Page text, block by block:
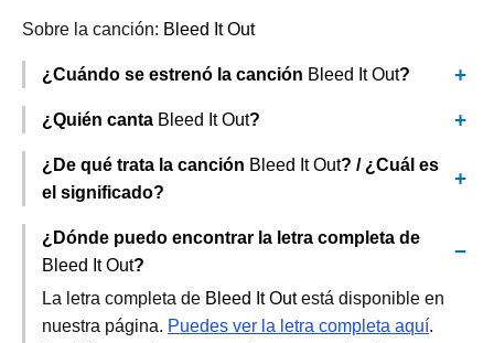
Sobre la canción: Bleed It Out
¿Cuándo se estrenó la canción Bleed It Out?
¿Quién canta Bleed It Out?
¿De qué trata la canción Bleed It Out? / ¿Cuál es
el significado?
¿Dónde puedo encontrar la letra completa de
Bleed It Out?
La letra completa de Bleed It Outestá disponible en
nuestra página. Puedes ver la letra completa aquí.